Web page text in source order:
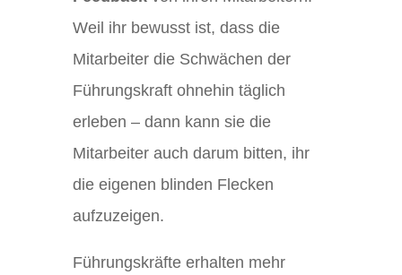
Weil ihr bewusst ist, dass die
Mitarbeiter die Schwächen der
Führungskraft ohnehin täglich
erleben – dann kann sie die
Mitarbeiter auch darum bitten, ihr
die eigenen blinden Flecken
aufzuzeigen.
Führungskräfte erhalten mehr